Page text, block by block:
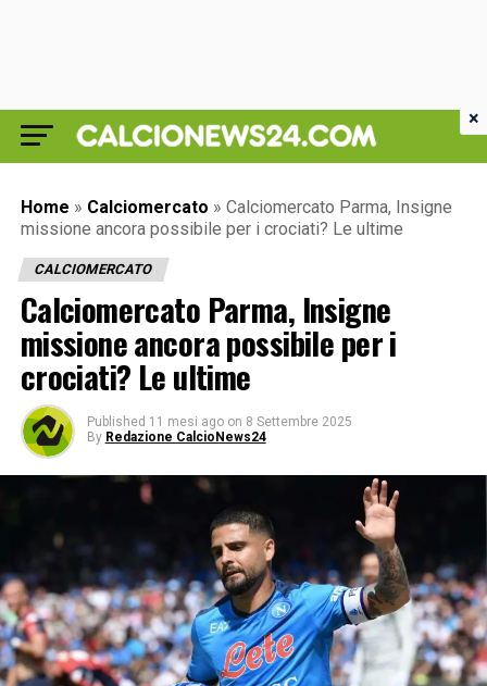
Home » Calciomercato » Calciomercato Parma, Insigne
missione ancora possibile per i crociati? Le ultime
CALCIOMERCATO
Calciomercato Parma, Insigne
missione ancora possibile per i
crociati? Le ultime
Published 11 mesi ago on 8 Settembre 2025
By Redazione CalcioNews24
×